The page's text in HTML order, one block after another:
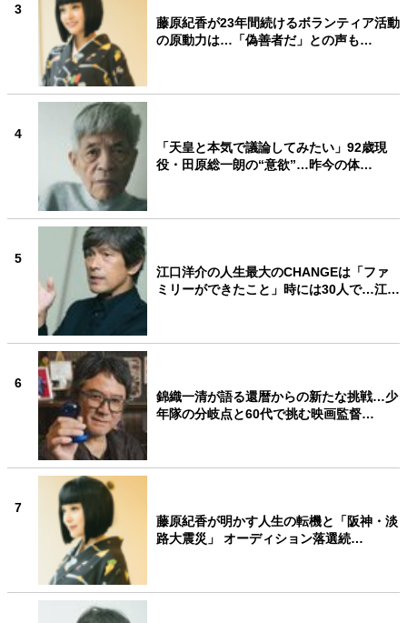
3
藤原紀香が23年間続けるボランティア活動
の原動力は…「偽善者だ」との声も…
4
「天皇と本気で議論してみたい」92歳現
役・田原総一朗の“意欲”…昨今の体…
5
江口洋介の人生最大のCHANGEは「ファ
ミリーができたこと」時には30人で…江…
6
錦織一清が語る還暦からの新たな挑戦…少
年隊の分岐点と60代で挑む映画監督…
7
藤原紀香が明かす人生の転機と「阪神・淡
路大震災」 オーディション落選続…